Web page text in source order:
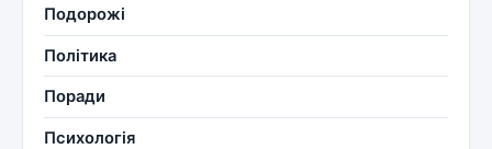
Подорожі
Політика
Поради
Психологія